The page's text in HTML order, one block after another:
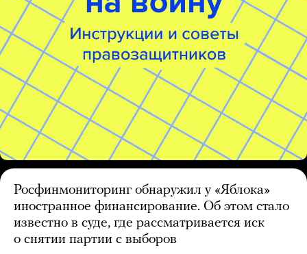
Росфинмониторинг обнаружил у «Яблока»
иностранное финансирование. Об этом стало
известно в суде, где рассматривается иск
о снятии партии с выборов